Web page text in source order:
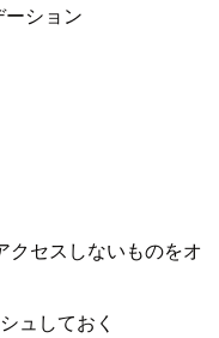
ション
クセスしないものをオ
ュしておく